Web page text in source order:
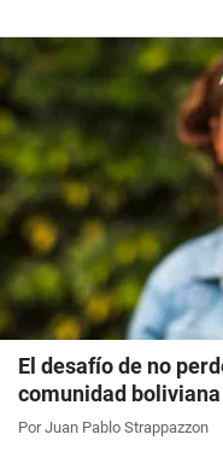
El desafío de no
comunidad
Por Juan Pablo Strappazzon